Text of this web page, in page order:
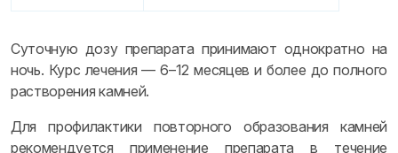
Суточную дозу препарата принимают однократно на
ночь. Курс лечения — 6–12 месяцев и более до полного
растворения камней.
Для профилактики повторного образования камней
рекомендуется применение препарата в течение